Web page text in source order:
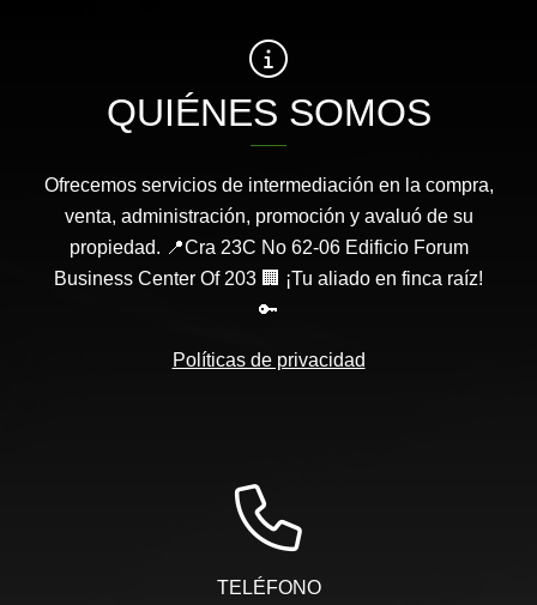
QUIÉNES SOMOS
Ofrecemos servicios de intermediación en la compra,
venta, administración, promoción y avaluó de su
propiedad. 📍Cra 23C No 62-06 Edificio Forum
Business Center Of 203 🏢 ¡Tu aliado en finca raíz!
🔑
Políticas de privacidad
TELÉFONO